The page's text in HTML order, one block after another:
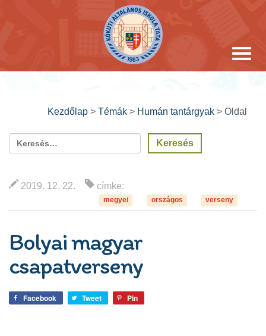
Kezdőlap > Témák > Humán tantárgyak > Oldal
2019. 12. 22. címke:
megyei országos verseny
Bolyai magyar
csapatverseny
Facebook Tweet Pin